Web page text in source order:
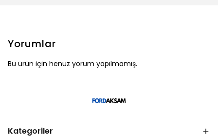
Yorumlar
Bu ürün için henüz yorum yapılmamış.
Kategoriler